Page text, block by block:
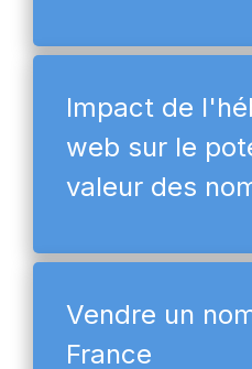
Impact de
web sur le
valeur des
Vendre un
France